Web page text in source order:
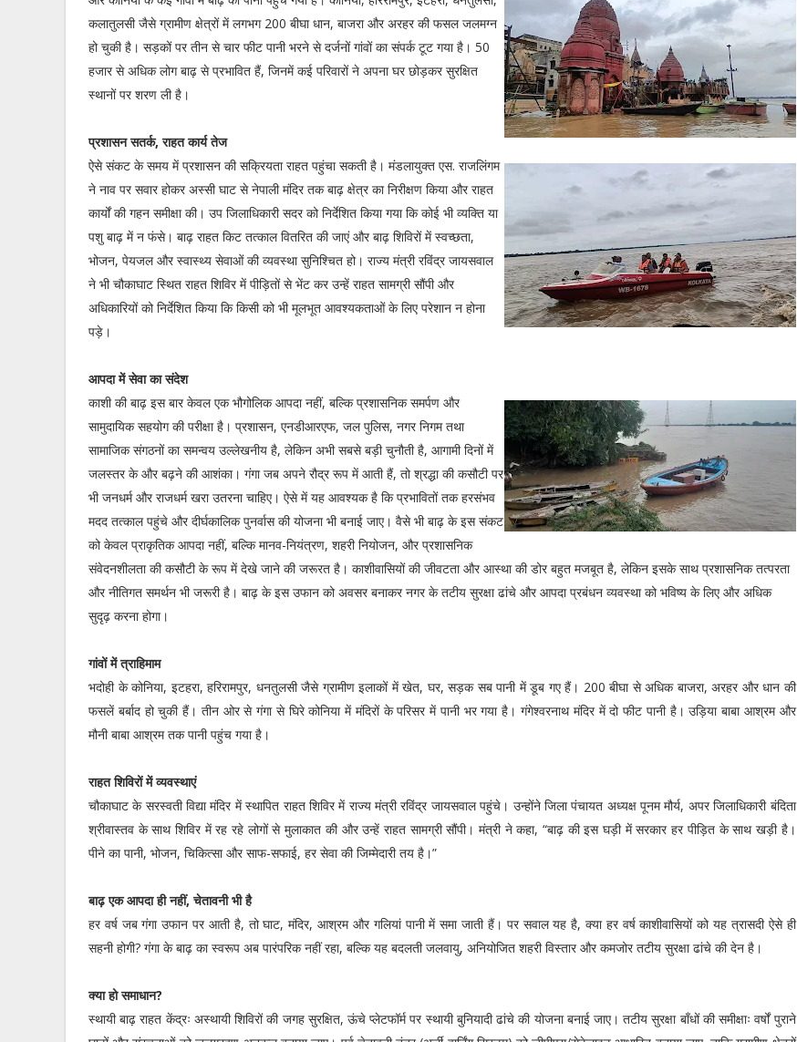
कलातुलसी जैसे ग्रामीण क्षेत्रों में लगभग 200 बीघा धान, बाजरा और अरहर की फसल जलमग्न
हो चुकी है। सड़कों पर तीन से चार फीट पानी भरने से दर्जनों गांवों का संपर्क टूट गया है। 50
हजार से अधिक लोग बाढ़ से प्रभावित हैं, जिनमें कई परिवारों ने अपना घर छोड़कर सुरक्षित
स्थानों पर शरण ली है।
प्रशासन सतर्क, राहत कार्य तेज
ऐसे संकट के समय में प्रशासन की सक्रियता राहत पहुंचा सकती है। मंडलायुक्त एस. राजलिंगम
ने नाव पर सवार होकर अस्सी घाट से नेपाली मंदिर तक बाढ़ क्षेत्र का निरीक्षण किया और राहत
कार्यों की गहन समीक्षा की। उप जिलाधिकारी सदर को निर्देशित किया गया कि कोई भी व्यक्ति या
पशु बाढ़ में न फंसे। बाढ़ राहत किट तत्काल वितरित की जाएं और बाढ़ शिविरों में स्वच्छता,
भोजन, पेयजल और स्वास्थ्य सेवाओं की व्यवस्था सुनिश्चित हो। राज्य मंत्री रविंद्र जायसवाल
ने भी चौकाघाट स्थित राहत शिविर में पीड़ितों से भेंट कर उन्हें राहत सामग्री सौंपी और
अधिकारियों को निर्देशित किया कि किसी को भी मूलभूत आवश्यकताओं के लिए परेशान न होना
पड़े।
आपदा में सेवा का संदेश
काशी की बाढ़ इस बार केवल एक भौगोलिक आपदा नहीं, बल्कि प्रशासनिक समर्पण और
सामुदायिक सहयोग की परीक्षा है। प्रशासन, एनडीआरएफ, जल पुलिस, नगर निगम तथा
सामाजिक संगठनों का समन्वय उल्लेखनीय है, लेकिन अभी सबसे बड़ी चुनौती है, आगामी दिनों में
जलस्तर के और बढ़ने की आशंका। गंगा जब अपने रौद्र रूप में आती हैं, तो श्रद्धा की कसौटी पर
भी जनधर्म और राजधर्म खरा उतरना चाहिए। ऐसे में यह आवश्यक है कि प्रभावितों तक हरसंभव
मदद तत्काल पहुंचे और दीर्घकालिक पुनर्वास की योजना भी बनाई जाए। वैसे भी बाढ़ के इस संकट
को केवल प्राकृतिक आपदा नहीं, बल्कि मानव-नियंत्रण, शहरी नियोजन, और प्रशासनिक
संवेदनशीलता की कसौटी के रूप में देखे जाने की जरूरत है। काशीवासियों की जीवटता और आस्था की डोर बहुत मजबूत है, लेकिन इसके साथ प्रशासनिक तत्परता
और नीतिगत समर्थन भी जरूरी है। बाढ़ के इस उफान को अवसर बनाकर नगर के तटीय सुरक्षा ढांचे और आपदा प्रबंधन व्यवस्था को भविष्य के लिए और अधिक
सुदृढ़ करना होगा।
गांवों में त्राहिमाम
भदोही के कोनिया, इटहरा, हरिरामपुर, धनतुलसी जैसे ग्रामीण इलाकों में खेत, घर, सड़क सब पानी में डूब गए हैं। 200 बीघा से अधिक बाजरा, अरहर और धान की
फसलें बर्बाद हो चुकी हैं। तीन ओर से गंगा से घिरे कोनिया में मंदिरों के परिसर में पानी भर गया है। गंगेश्वरनाथ मंदिर में दो फीट पानी है। उड़िया बाबा आश्रम और
मौनी बाबा आश्रम तक पानी पहुंच गया है।
राहत शिविरों में व्यवस्थाएं
चौकाघाट के सरस्वती विद्या मंदिर में स्थापित राहत शिविर में राज्य मंत्री रविंद्र जायसवाल पहुंचे। उन्होंने जिला पंचायत अध्यक्ष पूनम मौर्य, अपर जिलाधिकारी बंदिता
श्रीवास्तव के साथ शिविर में रह रहे लोगों से मुलाकात की और उन्हें राहत सामग्री सौंपी। मंत्री ने कहा, “बाढ़ की इस घड़ी में सरकार हर पीड़ित के साथ खड़ी है।
पीने का पानी, भोजन, चिकित्सा और साफ-सफाई, हर सेवा की जिम्मेदारी तय है।”
बाढ़ एक आपदा ही नहीं, चेतावनी भी है
हर वर्ष जब गंगा उफान पर आती है, तो घाट, मंदिर, आश्रम और गलियां पानी में समा जाती हैं। पर सवाल यह है, क्या हर वर्ष काशीवासियों को यह त्रासदी ऐसे ही
सहनी होगी? गंगा के बाढ़ का स्वरूप अब पारंपरिक नहीं रहा, बल्कि यह बदलती जलवायु, अनियोजित शहरी विस्तार और कमजोर तटीय सुरक्षा ढांचे की देन है।
क्या हो समाधान?
स्थायी बाढ़ राहत केंद्रः अस्थायी शिविरों की जगह सुरक्षित, ऊंचे प्लेटफॉर्म पर स्थायी बुनियादी ढांचे की योजना बनाई जाए। तटीय सुरक्षा बाँधों की समीक्षाः वर्षों पुराने